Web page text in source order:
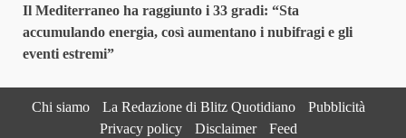
Il Mediterraneo ha raggiunto i 33 gradi: “Sta
accumulando energia, così aumentano i nubifragi e gli
eventi estremi”
Chi siamo La Redazione di Blitz Quotidiano
Pubblicità
Privacy policy
Disclaimer Feed